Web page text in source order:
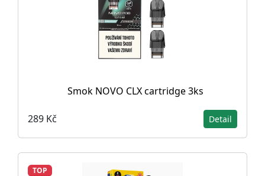
Smok NOVO CLX cartridge 3ks
289 Kč Detail
TOP